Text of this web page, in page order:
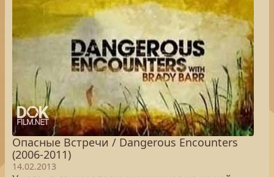
Опасные Встречи / Dangerous Encounters
(2006-2011)
14.02.2013